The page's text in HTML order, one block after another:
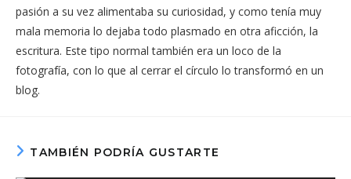
pasión a su vez alimentaba su curiosidad, y como tenía muy
mala memoria lo dejaba todo plasmado en otra aficción, la
escritura. Este tipo normal también era un loco de la
fotografía, con lo que al cerrar el círculo lo transformó en un
blog.
TAMBIÉN PODRÍA GUSTARTE